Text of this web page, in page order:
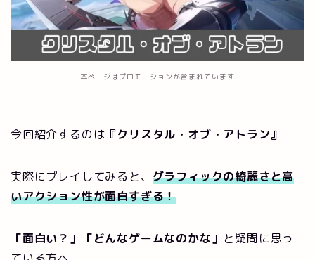
本ページはプロモーションが含まれています
今回紹介するのは 『クリスタル・オブ・アトラン』
実際にプレイしてみると、 グラフィックの綺麗さと高
いアクション性が面白すぎる！
「面白い？」「どんなゲームなのかな」 と疑問に思っ